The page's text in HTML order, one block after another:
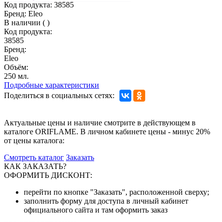
Код продукта: 38585
Бренд: Eleo
В наличии ( )
Код продукта:
38585
Бренд:
Eleo
Объём:
250 мл.
Подробные характеристики
Поделиться в социальных сетях:
Актуальные цены и наличие смотрите в действующем в
каталоге ORIFLAME. В личном кабинете цены - минус 20%
от цены каталога:
Смотреть каталог Заказать
КАК ЗАКАЗАТЬ?
ОФОРМИТЬ ДИСКОНТ:
перейти по кнопке "Заказать", расположенной сверху;
заполнить форму для доступа в личный кабинет
официального сайта и там оформить заказ